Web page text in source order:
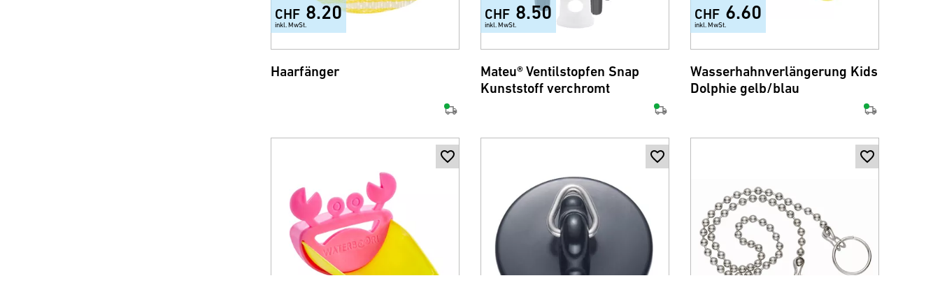
CHF 8.20
inkl. MwSt.
Haarfänger
CHF 8.50
inkl. MwSt.
Mateu® Ventilstopfen Snap
Kunststoff verchromt
CHF 6.60
inkl. MwSt.
Wasserhahnverlängerung Kids
Dolphie gelb/blau